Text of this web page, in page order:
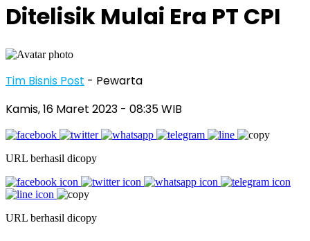
Ditelisik Mulai Era PT CPI
Tim Bisnis Post - Pewarta
Kamis, 16 Maret 2023 - 08:35 WIB
URL berhasil dicopy
URL berhasil dicopy